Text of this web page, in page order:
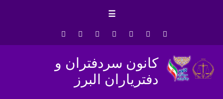
☰
کانون سردفتران و
دفتریاران البرز